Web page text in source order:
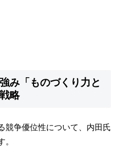
み「ものづくり力と
略
競争優位性について、内田氏
。